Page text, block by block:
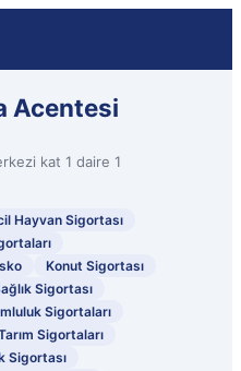
Acentesi
kat 1 daire 1
Hayvan Sigortası
Konut Sigortası
Sigortası
Sigortaları
Sigortaları
Sigortası